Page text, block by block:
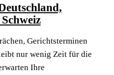
Gerichtsterminen
nur wenig Zeit für die
Ihre